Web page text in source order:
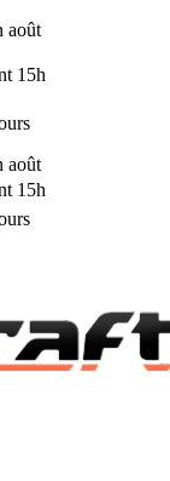
août
15h
août
15h